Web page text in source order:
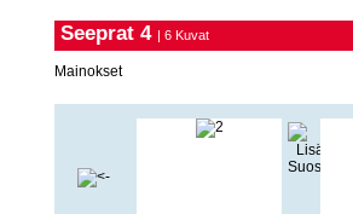
Seeprat 4 | 6 Kuvat
Mainokset